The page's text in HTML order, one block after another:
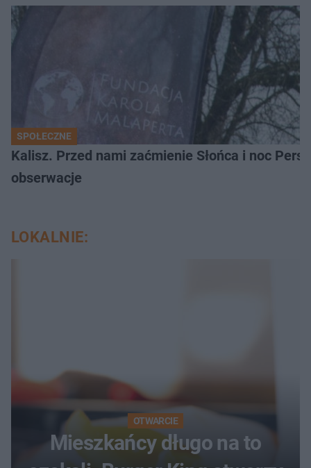
SPOŁECZNE
Kalisz. Przed nami zaćmienie Słońca i noc
obserwacje
LOKALNIE:
OTWARCIE
Mieszkańcy długo na to